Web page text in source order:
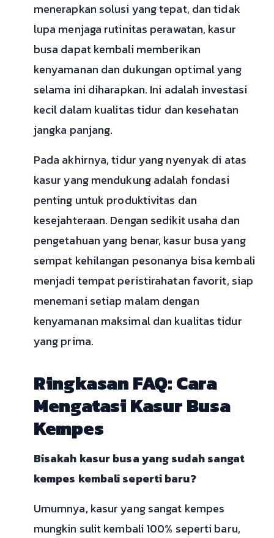
menerapkan solusi yang tepat, dan tidak
lupa menjaga rutinitas perawatan, kasur
busa dapat kembali memberikan
kenyamanan dan dukungan optimal yang
selama ini diharapkan. Ini adalah investasi
kecil dalam kualitas tidur dan kesehatan
jangka panjang.
Pada akhirnya, tidur yang nyenyak di atas
kasur yang mendukung adalah fondasi
penting untuk produktivitas dan
kesejahteraan. Dengan sedikit usaha dan
pengetahuan yang benar, kasur busa yang
sempat kehilangan pesonanya bisa kembali
menjadi tempat peristirahatan favorit, siap
menemani setiap malam dengan
kenyamanan maksimal dan kualitas tidur
yang prima.
Ringkasan FAQ: Cara
Mengatasi Kasur Busa
Kempes
Bisakah kasur busa yang sudah sangat
kempes kembali seperti baru?
Umumnya, kasur yang sangat kempes
mungkin sulit kembali 100% seperti baru,